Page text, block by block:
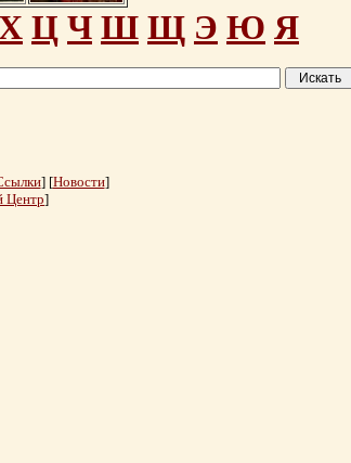
Х Ц Ч Ш Щ Э Ю Я
] [Новости]
Центр]